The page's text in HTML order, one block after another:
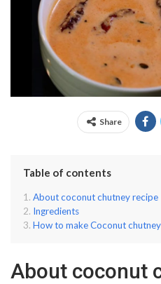
Share
Table of contents
About coconut chutney recipe
Ingredients
How to make Coconut
About coconut